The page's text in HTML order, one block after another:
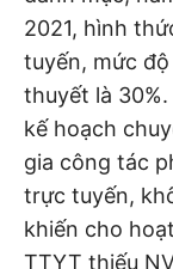
2021, hình
tuyến, mức
thuyết là
kế hoạch
gia công tác
trực tuyến,
khiến cho
TTYT thiếu